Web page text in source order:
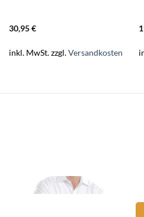
30,95€
inkl. MwSt.zzgl.Versandkosten